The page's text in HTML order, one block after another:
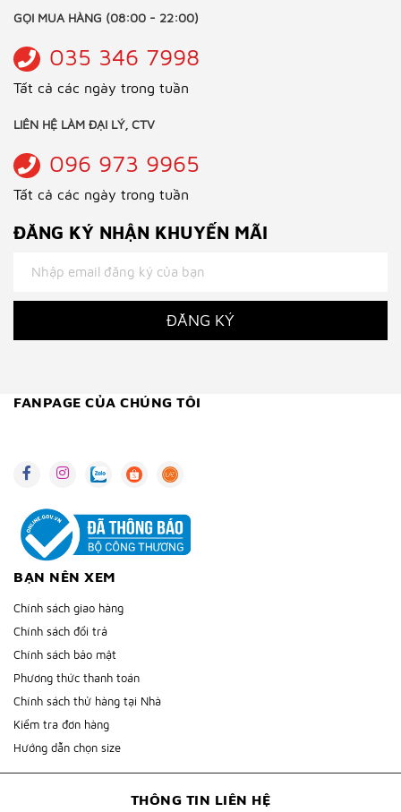
GỌI MUA HÀNG (08:00 - 22:00)
035 346 7998
Tất cả các ngày trong tuần
LIÊN HỆ LÀM ĐẠI LÝ, CTV
096 973 9965
Tất cả các ngày trong tuần
ĐĂNG KÝ NHẬN KHUYẾN MÃI
ĐĂNG KÝ
THÔNG TIN LIÊN HỆ
BẠN NÊN XEM
Chính sách giao hàng
Chính sách đổi trả
Chính sách bảo mật
Phương thức thanh toán
Chính sách thử hàng tại Nhà
Kiểm tra đơn hàng
Hướng dẫn chọn size
FANPAGE CỦA CHÚNG TÔI